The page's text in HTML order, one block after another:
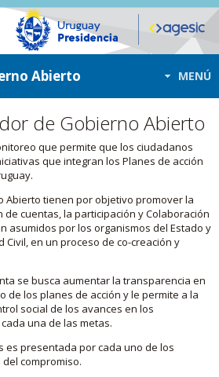
Abierto MENÚ
de Gobierno Abierto
que permite que los ciudadanos
que integran los Planes de acción
Abierto tienen por objetivo promover la
cuentas, la participación y Colaboración
asumidos por los organismos del Estado y
Civil, en un proceso de co-creación y
se busca aumentar la transparencia en
de los planes de acción y le permite a la
social de los avances en los
una de las metas.
es presentada por cada uno de los
compromiso.